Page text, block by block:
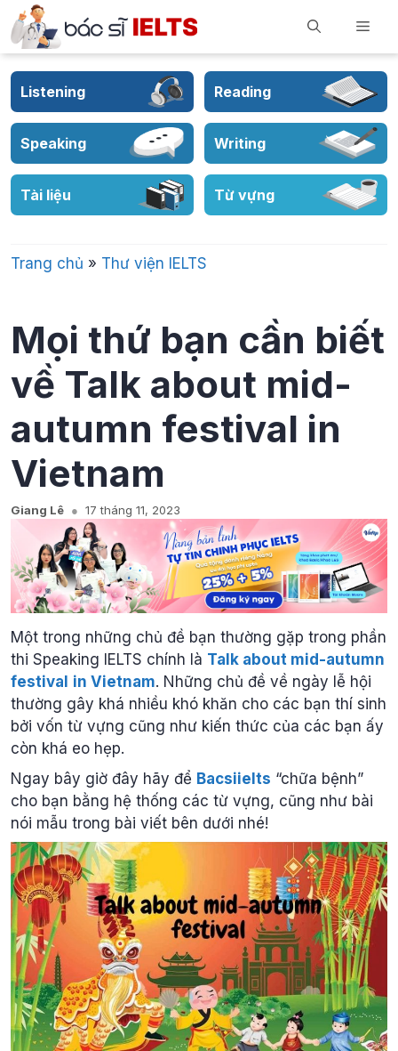
Skip
to
content
Listening Reading
Speaking Writing
Tài liệu Từ vựng
Trang chủ » Thư viện IELTS
Mọi thứ bạn cần biết
về Talk about mid-
autumn festival in
Vietnam
Giang Lê 17 tháng 11, 2023
Một trong những chủ đề bạn thường gặp trong phần
thi Speaking IELTS chính là Talk about mid-autumn
festival in Vietnam. Những chủ đề về ngày lễ hội
thường gây khá nhiều khó khăn cho các bạn thí sinh
bởi vốn từ vựng cũng như kiến thức của các bạn ấy
còn khá eo hẹp.
Ngay bây giờ đây hãy để Bacsiielts “chữa bệnh”
cho bạn bằng hệ thống các từ vựng, cũng như bài
nói mẫu trong bài viết bên dưới nhé!